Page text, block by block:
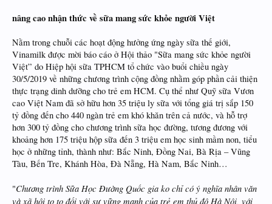
nâng cao nhận thức về sữa mang sức khỏe người Việt
Nằm trong chuỗi các hoạt động hưởng ứng ngày sữa thế giới,
Vinamilk được mời báo cáo ở Hội thảo "Sữa mang sức khỏe người
Việt” do Hiệp hội sữa TPHCM tổ chức vào buổi chiều ngày
30/5/2019 về những chương trình cộng đồng nhằm góp phần cải thiện
thực trạng dinh dưỡng cho trẻ em HCM. Cụ thể như Quỹ sữa Vươn
cao Việt Nam đã sở hữu hơn 35 triệu ly sữa với tổng giá trị sắp 150
tỷ đồng đến cho 440 ngàn trẻ em khó khăn trên cả nước, và hỗ trợ
hơn 300 tỷ đồng cho chương trình sữa học đường, tương đương với
khoảng hơn 175 triệu hộp sữa đến 3 triệu em học sinh mầm non, tiểu
học ở những tỉnh, thành như: Bắc Ninh, Đồng Nai, Bà Rịa – Vũng
Tàu, Bến Tre, Khánh Hòa, Đà Nẵng, Hà Nam, Bắc Ninh…
"Chương trình Sữa Học Đường Quốc gia ko chỉ có ý nghĩa nhân văn
và xã hội to to đối với sự vững mạnh của trẻ em thủ đô Hà Nội, với